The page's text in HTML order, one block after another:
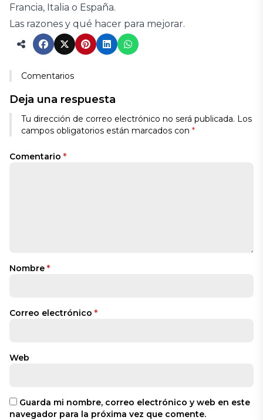
Francia, Italia o España.
Las razones y qué hacer para mejorar.
Comentarios
Deja una respuesta
Tu dirección de correo electrónico no será publicada. Los
campos obligatorios están marcados con *
Comentario *
Nombre *
Correo electrónico *
Web
Guarda mi nombre, correo electrónico y web en este
navegador para la próxima vez que comente.